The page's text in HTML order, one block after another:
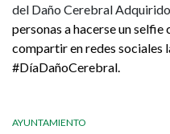
del Daño Cerebral
personas a hacerse un selfie
compartir en redes sociales
#DíaDañoCerebral.
AYUNTAMIENTO